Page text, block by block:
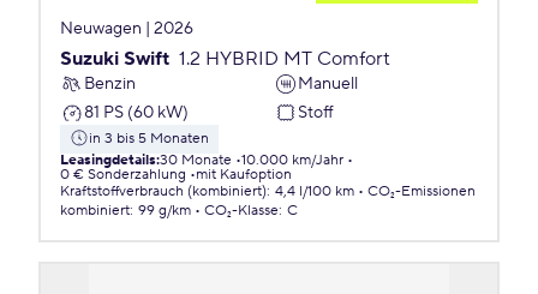
Neuwagen | 2026
Suzuki Swift 1.2 HYBRID MT Comfort
Benzin
Manuell
81 PS (60 kW)
Stoff
in 3 bis 5 Monaten
Leasingdetails:30 Monate 10.000 km/Jahr
0 € Sonderzahlung
mit Kaufoption
Kraftstoffverbrauch (kombiniert): 4,4 l/100 km
CO₂-Emissionen
kombiniert: 99 g/km CO₂-Klasse: C